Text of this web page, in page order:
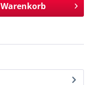
Warenkorb